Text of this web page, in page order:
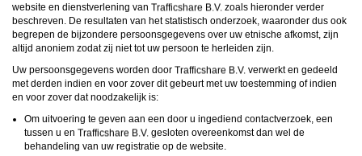
website en dienstverlening van
zoals hieronder verder
beschreven. De resultaten van het statistisch onderzoek, waaronder dus ook
begrepen de bijzondere persoonsgegevens over uw etnische afkomst, zijn
altijd anoniem zodat zij niet tot uw persoon te herleiden zijn.
Uw persoonsgegevens worden door
verwerkt en gedeeld
met derden indien en voor zover dit gebeurt met uw toestemming of indien
en voor zover dat noodzakelijk is:
Om uitvoering te geven aan een door u ingediend contactverzoek, een
tussen u en
gesloten overeenkomst dan wel de
behandeling van uw registratie op de website.